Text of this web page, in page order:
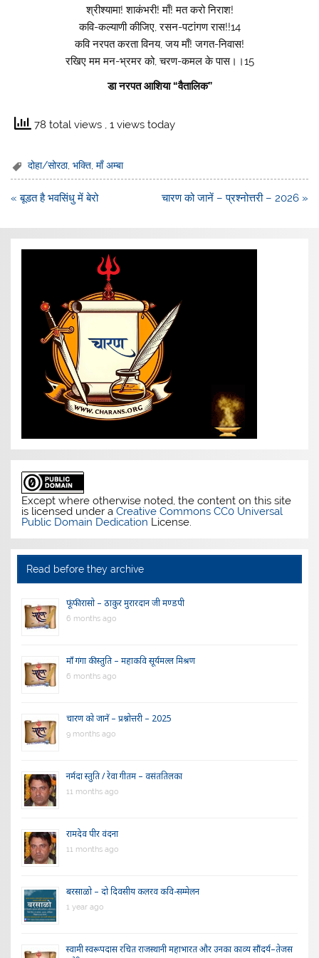
श्रीश्यामा! शाकंभरी! माँ! मत करो निराश!
कवि-कल्याणी कीजिए, रसन-पटांगण रास!!14
कवि नरपत करता विनय, जय माँ! जगत-निवास!
रखिए मम मन-भ्रमर को, चरण-कमल के पास।।15
डा नरपत आशिया “वैतालिक”
78 total views , 1 views today
दोहा/सोरठा,भक्ति ,माँ अम्बा
Post
« बूडत है भवसिंधु में बेरो चारण को जानें – प्रश्नोत्तरी – 2026 »
Except where otherwise noted, the content on this site
is licensed under aCreative Commons CC0 Universal
Public Domain Dedication License.
Read before they archive
फूंफी रासो – ठाकुर मुरारदान जी मण्डपी
6 months ago
माँ गंगा की स्तुति – महाकवि सूर्यमल्ल मिश्रण
6 months ago
चारण को जानें – प्रश्नोत्तरी – 2025
9 months ago
नर्मदा स्तुति / रेवा गीतम – वसंततिलका
11 months ago
रामदेव पीर वंदना
11 months ago
बरसाळो – दो दिवसीय कलरव कवि-सम्मेलन
1 year ago
स्वामी स्वरूपदास रचित राजस्थानी महाभारत और उनका काव्य सौंदर्य–तेजस